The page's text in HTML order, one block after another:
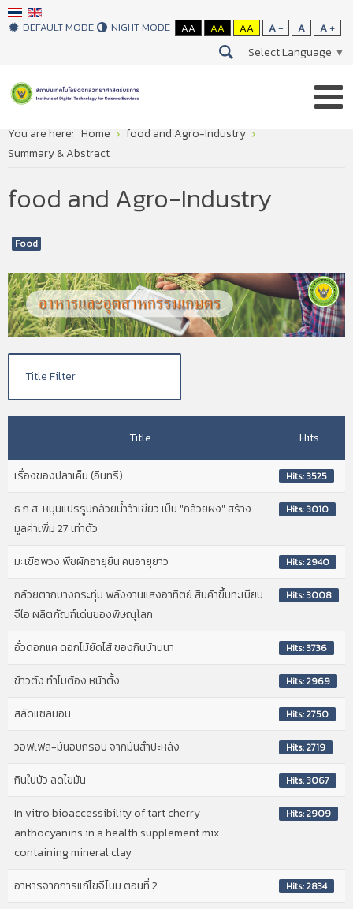
DEFAULT MODE NIGHT MODE AA AA AA A - A A +
Select Language ▼
You are here: Home
food and Agro-Industry
Summary & Abstract
food and Agro-Industry
Food
Title Hits
เรื่องของปลาเค็ม (อินทรี) Hits: 3525
ธ.ก.ส. หนุนแปรรูปกล้วยน้ำว้าเขียว เป็น "กล้วยผง" สร้าง
มูลค่าเพิ่ม 27 เท่าตัว
Hits: 3010
มะเขือพวง พืชผักอายุยืน คนอายุยาว Hits: 2940
กล้วยตากบางกระทุ่ม พลังงานแสงอาทิตย์ สินค้าขึ้นทะเบียน
จีไอ ผลิตภัณฑ์เด่นของพิษณุโลก
Hits: 3008
อั่วดอกแค ดอกไม้ยัดไส้ ของกินบ้านนา Hits: 3736
ข้าวตัง ทำไมต้อง หน้าตั้ง Hits: 2969
สลัดแซลมอน Hits: 2750
วอฟเฟิล-มันอบกรอบ จากมันสำปะหลัง Hits: 2719
กินใบบัว ลดไขมัน Hits: 3067
In vitro bioaccessibility of tart cherry
anthocyanins in a health supplement mix
containing mineral clay
Hits: 2909
อาหารจากการแก้ไขจีโนม ตอนที่ 2 Hits: 2834